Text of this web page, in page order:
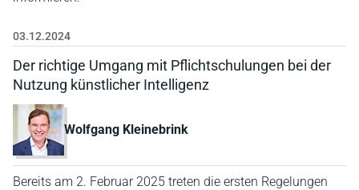
03.12.2024
Der richtige Umgang mit Pflichtschulungen bei der
Nutzung künstlicher Intelligenz
Wolfgang Kleinebrink
Bereits am 2. Februar 2025 treten die ersten Regelungen